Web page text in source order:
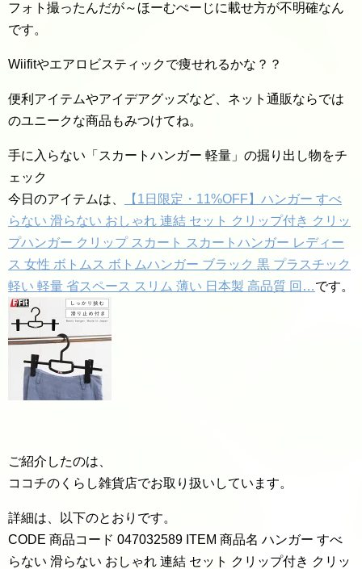
フォト撮ったんだが～ほーむぺーじに載せ方が不明確なん
です。
Wiifitやエアロビスティックで痩せれるかな？？
便利アイテムやアイデアグッズなど、ネット通販ならでは
のユニークな商品もみつけてね。
手に入らない「スカートハンガー 軽量」の掘り出し物をチ
ェック
今日のアイテムは、
【1日限定・11%OFF】ハンガー すべ
らない 滑らない おしゃれ 連結 セット クリップ付き クリッ
プハンガー クリップ スカート スカートハンガー レディー
ス 女性 ボトムス ボトムハンガー ブラック 黒 プラスチック
軽い 軽量 省スペース スリム 薄い 日本製 高品質 回…です。
ご紹介したのは、
ココチのくらし雑貨店でお取り扱いしています。
詳細は、以下のとおりです。
CODE 商品コード 047032589 ITEM 商品名 ハンガー すべ
らない 滑らない おしゃれ 連結 セット クリップ付き クリッ